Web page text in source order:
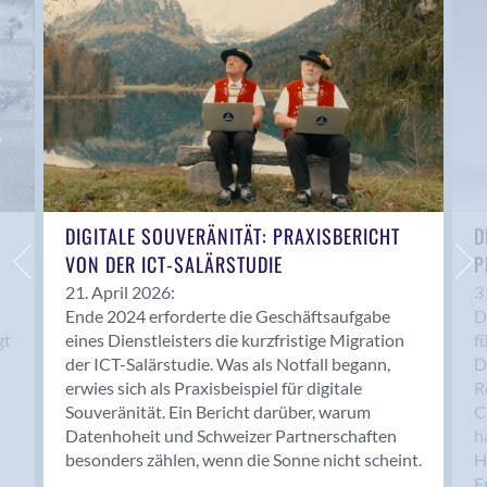
Anwil
Appenzell
Au SG
Baar
Baden
Balsthal
Balzers
Basel
Bassersdorf
Belp
Bendern
Benken (SG)
Bergdietikon
Berlin
Bern
Bern - Liebefeld
DIGITALE SOUVERÄNITÄT: PRAXISBERICHT
VON DER ICT-SALÄRSTUDIE
21. April 2026:
Ende 2024 erforderte die Geschäftsaufgabe
eines Dienstleisters die kurzfristige Migration
der ICT-Salärstudie. Was als Notfall begann,
erwies sich als Praxisbeispiel für digitale
Souveränität. Ein Bericht darüber, warum
Datenhoheit und Schweizer Partnerschaften
besonders zählen, wenn die Sonne nicht scheint.